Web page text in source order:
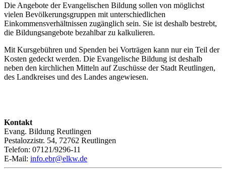
Die Angebote der Evangelischen Bildung sollen von möglichst
vielen Bevölkerungsgruppen mit unterschiedlichen
Einkommensverhältnissen zugänglich sein. Sie ist deshalb bestrebt,
die Bildungsangebote bezahlbar zu kalkulieren.
Mit Kursgebühren und Spenden bei Vorträgen kann nur ein Teil der
Kosten gedeckt werden. Die Evangelische Bildung ist deshalb
neben den kirchlichen Mitteln auf Zuschüsse der Stadt Reutlingen,
des Landkreises und des Landes angewiesen.
Kontakt
Evang. Bildung Reutlingen
Pestalozzistr. 54, 72762 Reutlingen
Telefon: 07121/9296-11
E-Mail: info.ebr@elkw.de